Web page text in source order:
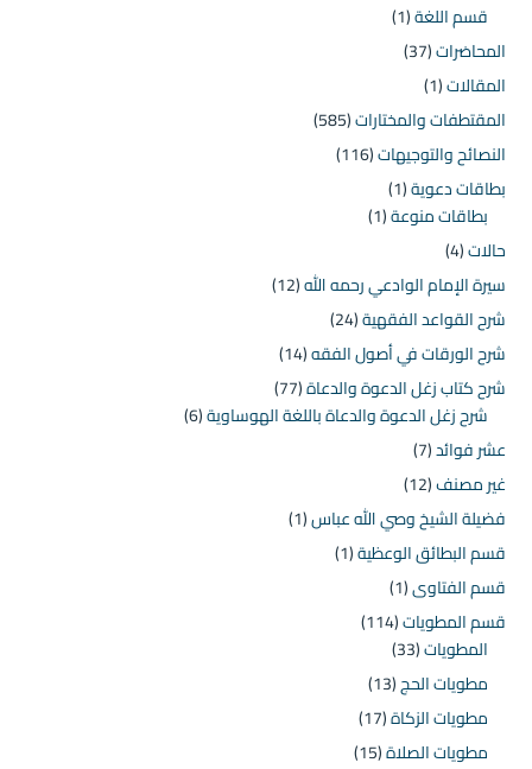
قسم اللغة(1)
المحاضرات(37)
المقالات(1)
المقتطفات والمختارات(585)
النصائح والتوجيهات(116)
بطاقات دعوية(1)
بطاقات منوعة(1)
حالات(4)
سيرة الإمام الوادعي رحمه الله(12)
شرح القواعد الفقهية(24)
شرح الورقات في أصول الفقه(14)
شرح كتاب زغل الدعوة والدعاة(77)
شرح زغل الدعوة والدعاة باللغة الهوساوية(6)
عشر فوائد(7)
غير مصنف(12)
فضيلة الشيخ وصي الله عباس(1)
قسم البطائق الوعظية(1)
قسم الفتاوى(1)
قسم المطويات(114)
المطويات(33)
مطويات الحج(13)
مطويات الزكاة(17)
مطويات الصلاة(15)